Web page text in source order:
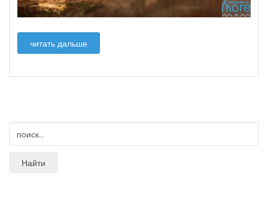
читать дальше